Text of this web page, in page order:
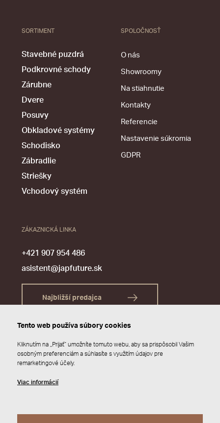
SORTIMENT
Stavebné puzdrá
Podkrovné schody
Zárubne
Dvere
Posuvy
Obkladové systémy
Schodisko
Zábradlie
Striešky
Vchodový systém
SPOLOČNOSŤ
O nás
Showroomy
Na stiahnutie
Kontakty
Referencie
Nastavenie súkromia
GDPR
ZÁKAZNICKÁ LINKA
+421 907 954 486
asistent@japfuture.sk
Najbližší predajca
Tento web používa súbory cookies
Kliknutím na „Prijať“ umožníte tomuto webu, aby sa prispôsobil Vašim
osobným preferenciám a súhlasíte s využitím údajov pre
remarketingové účely.
Viac informácií